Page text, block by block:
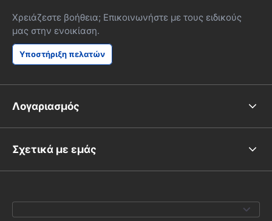
Χρειάζεστε βοήθεια; Επικοινωνήστε με τους ειδικούς
μας στην ενοικίαση.
Υποστήριξη πελατών
Λογαριασμός
Σχετικά με εμάς